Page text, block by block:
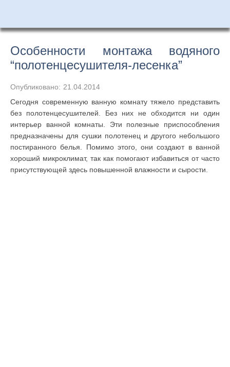
Особенности монтажа водяного
“полотенцесушителя-лесенка”
Опубликовано: 21.04.2014
Сегодня современную ванную комнату тяжело представить
без полотенцесушителей. Без них не обходится ни один
интерьер ванной комнаты. Эти полезные приспособления
предназначены для сушки полотенец и другого небольшого
постиранного белья. Помимо этого, они создают в ванной
хороший микроклимат, так как помогают избавиться от часто
присутствующей здесь повышенной влажности и сырости.